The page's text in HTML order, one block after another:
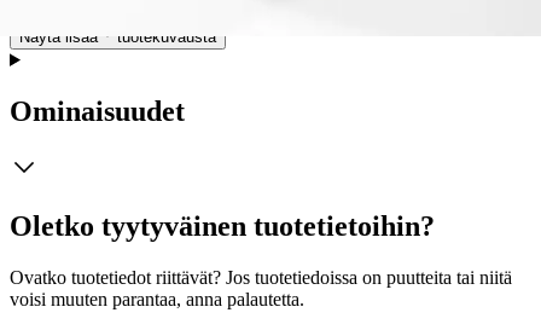
Näytä lisää tuotekuvausta
Ominaisuudet
Oletko tyytyväinen tuotetietoihin?
Ovatko tuotetiedot riittävät? Jos tuotetiedoissa on puutteita tai niitä
voisi muuten parantaa, anna palautetta.